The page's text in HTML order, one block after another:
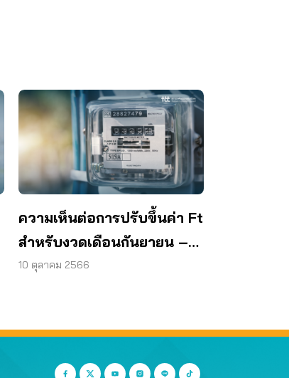
ความเห็นต่อการปรับขึ้นค่า Ft
สำหรับงวดเดือนกันยายน –
ธันวาคม 2565
10 ตุลาคม 2566